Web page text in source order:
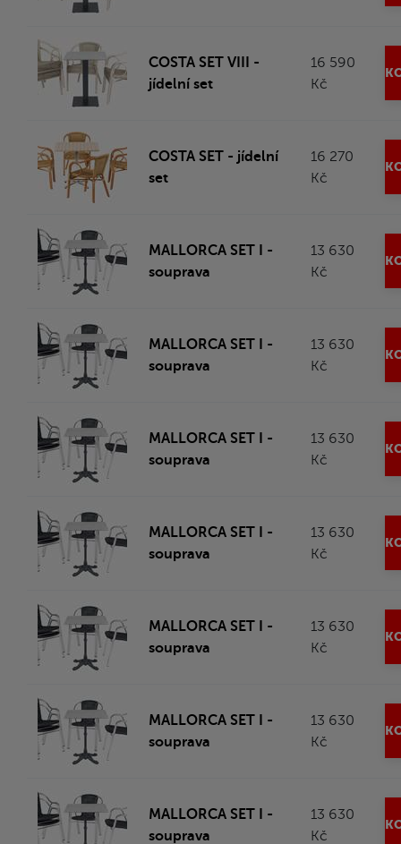
COSTA SET VIII -
jídelní set
16 590
Kč
COSTA SET - jídelní
set
16 270
Kč
MALLORCA SET I -
souprava
13 630
Kč
MALLORCA SET I -
souprava
13 630
Kč
MALLORCA SET I -
souprava
13 630
Kč
MALLORCA SET I -
souprava
13 630
Kč
MALLORCA SET I -
souprava
13 630
Kč
MALLORCA SET I -
souprava
13 630
Kč
MALLORCA SET I -
souprava
13 630
Kč